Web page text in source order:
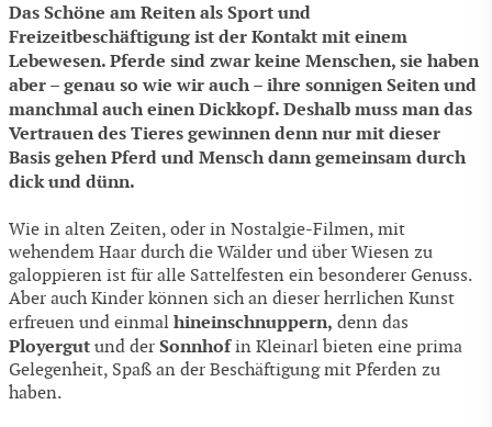
Das Schöne am Reiten als Sport und
Freizeitbeschäftigung ist der Kontakt mit einem
Lebewesen. Pferde sind zwar keine Menschen, sie haben
aber – genau so wie wir auch – ihre sonnigen Seiten und
manchmal auch einen Dickkopf. Deshalb muss man das
Vertrauen des Tieres gewinnen denn nur mit dieser
Basis gehen Pferd und Mensch dann gemeinsam durch
dick und dünn.
Wie in alten Zeiten, oder in Nostalgie-Filmen, mit
wehendem Haar durch die Wälder und über Wiesen zu
galoppieren ist für alle Sattelfesten ein besonderer Genuss.
Aber auch Kinder können sich an dieser herrlichen Kunst
erfreuen und einmal hineinschnuppern, denn das
Ployergut und der Sonnhofin Kleinarl bieten eine prima
Gelegenheit, Spaß an der Beschäftigung mit Pferden zu
haben.